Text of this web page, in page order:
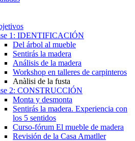
1: IDENTIFICACIÓN
Del árbol al mueble
Sentirás la madera
Análisis de la madera
Workshop en talleres de carpinteros
Anàlisi de la fusta
2: CONSTRUCCIÓN
Monta y desmonta
Sentirás la madera. Experiencia con
los 5 sentidos
Curso-fórum El mueble de madera
Revisión de la Casa Amatller